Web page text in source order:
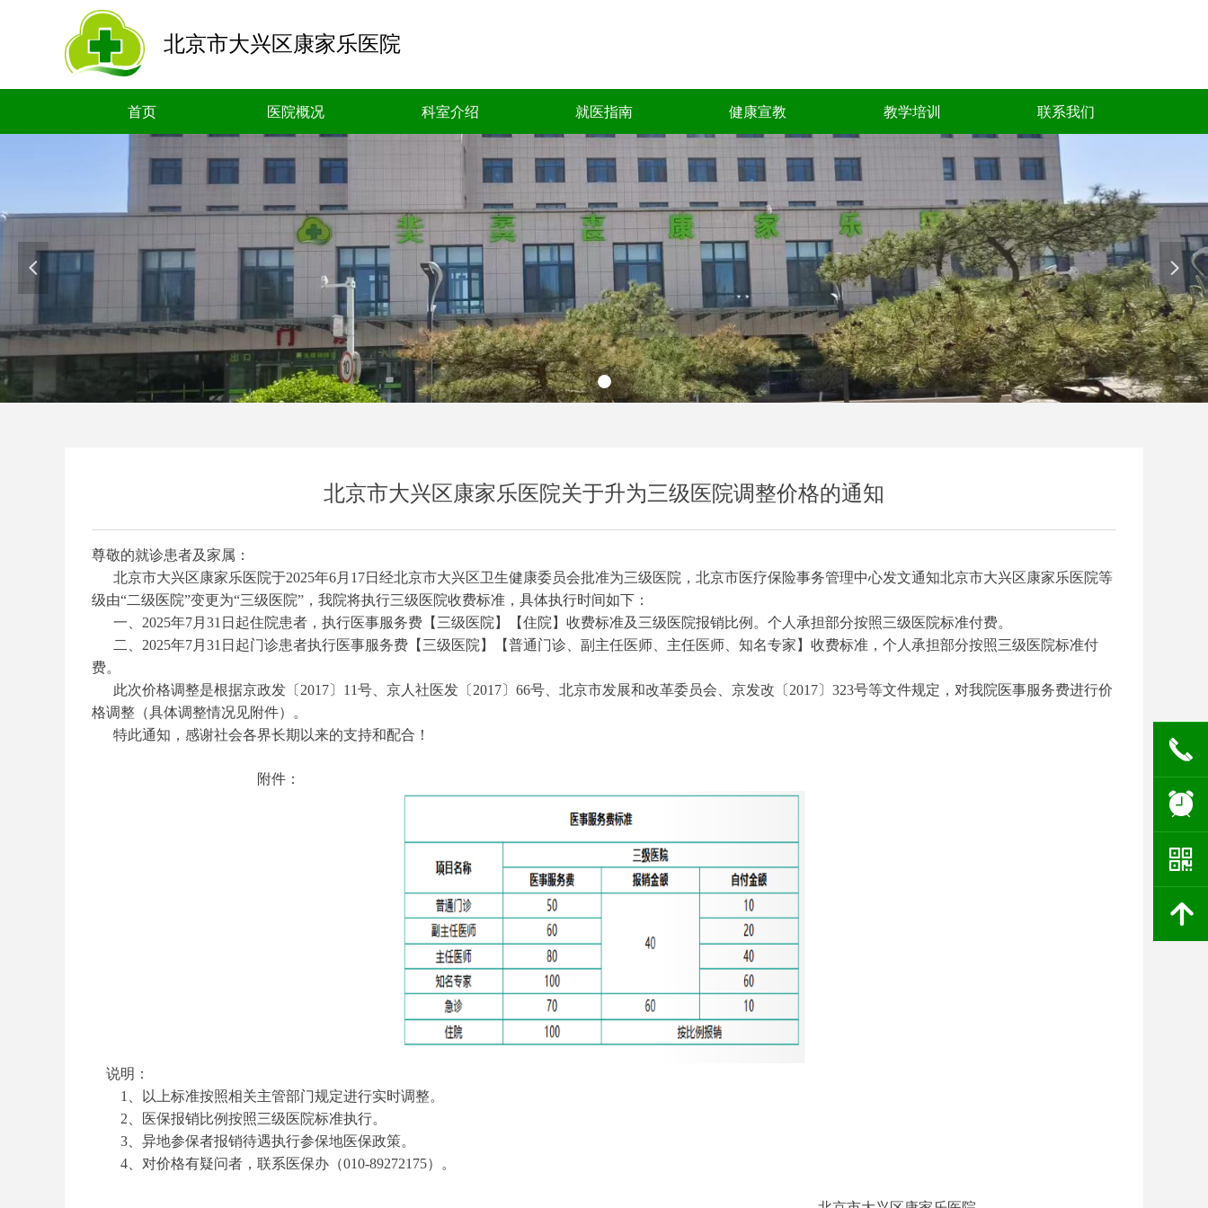
北京市大兴区康家乐医院
首页 医院概况 科室介绍 就医指南 健康宣教 教学培训 联系我们
北京市大兴区康家乐医院关于升为三级医院调整价格的通
尊敬的就诊患者及家属：
北京市大兴区康家乐医院于2025年6月17日经北京市大兴区卫生健康委员会批准为三级医院，北京市医疗保险事务管理中心发文通知北京市大兴区康家乐医院等
级由“二级医院”变更为“三级医院”，我院将执行三级医院收费标准，具体执行时间如下：
一、2025年7月31日起住院患者，执行医事服务费【三级医院】【住院】收费标准及三级医院报销比例。个人承担部分按照三级医院标准付费。
二、2025年7月31日起门诊患者执行医事服务费【三级医院】【普通门诊、副主任医师、主任医师、知名专家】收费标准，个人承担部分按照三级医院标准付
费。
此次价格调整是根据京政发〔2017〕11号、京人社医发〔2017〕66号、北京市发展和改革委员会、京发改〔2017〕323号等文件规定，对我院医事服务费进行价
格调整（具体调整情况见附件）。
特此通知，感谢社会各界长期以来的支持和配合！
附件：
说明：
1、以上标准按照相关主管部门规定进行实时调整。
2、医保报销比例按照三级医院标准执行。
3、异地参保者报销待遇执行参保地医保政策。
4、对价格有疑问者，联系医保办（010-89272175）。
北京市大兴区康家乐医院关于升为三级医院调整价格的通知
넳 넲
끅
뀥
낃
녕